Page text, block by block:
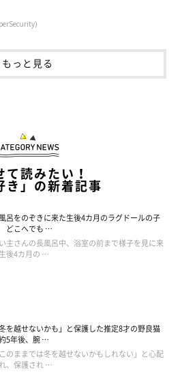
もっと見る
て読みたい！
き」の新着記事
呂をのぞきに来た生後4カ月のラグドールの子
どこへでも …
主さんの長風呂中、浴室の前まで様子を見に来
後4カ月の …
冬を越せないかも」と保護した推定8才の野良猫
5年後、腕 …
このままでは冬を越せないかもしれない」と心配
、保護され …